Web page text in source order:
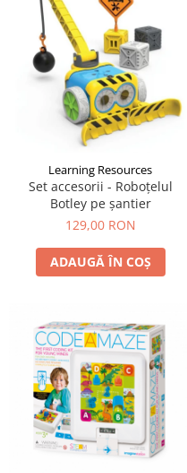
Learning Resources
Set accesorii - Roboțelul
Botley pe șantier
129,00 RON
ADAUGĂ ÎN COȘ